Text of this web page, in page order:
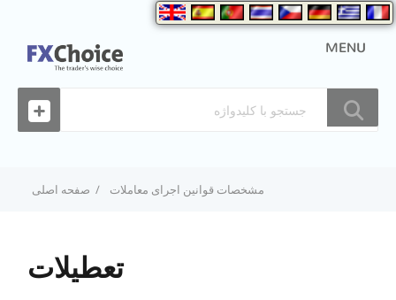
MENU
صفحه اصلی مشخصات قوانین اجرای معاملات
تعطیلات